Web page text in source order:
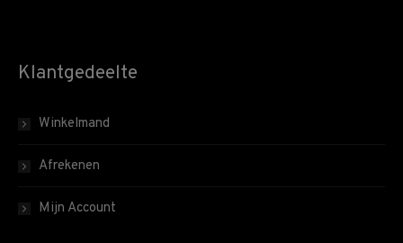
Klantgedeelte
Winkelmand
Afrekenen
Mijn Account